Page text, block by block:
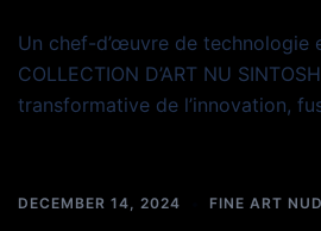
Un chef-d’œuvre de technologie
COLLECTION D’ART NU
transformative de l’innovation,
DECEMBER 14, 2024 FINE ART